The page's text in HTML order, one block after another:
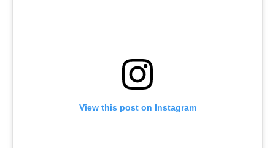
View this post on Instagram